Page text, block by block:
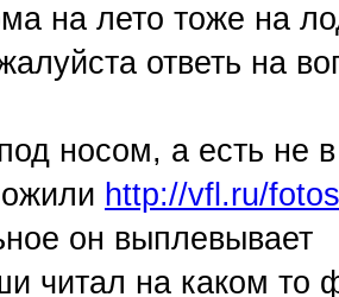
на лето тоже на
ответь на
носом, а есть не
http://vfl.ru/
он выплевывает
читал на каком то